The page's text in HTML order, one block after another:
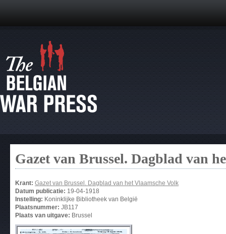
Gazet van Brussel. Dagblad van
Krant: Gazet van Brussel. Dagblad van het Vlaamsche Volk
Datum publicatie: 19-04-1918
Instelling: Koninklijke Bibliotheek van België
Plaatsnummer: JB117
Plaats van uitgave: Brussel